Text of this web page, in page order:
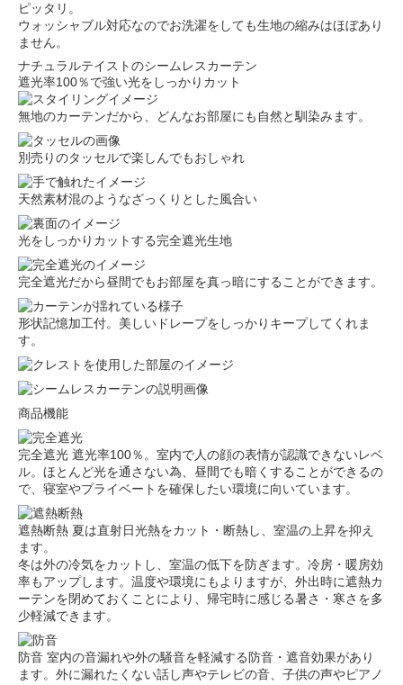
ピッタリ。
ウォッシャブル対応なのでお洗濯をしても生地の縮みはほぼあり
ません。
ナチュラルテイストのシームレスカーテン
遮光率100％で強い光をしっかりカット
無地のカーテンだから、どんなお部屋にも自然と馴染みます。
別売りのタッセルで楽しんでもおしゃれ
天然素材混のようなざっくりとした風合い
光をしっかりカットする完全遮光生地
完全遮光だから昼間でもお部屋を真っ暗にすることができます。
形状記憶加工付。美しいドレープをしっかりキープしてくれま
す。
商品機能
完全遮光 遮光率100％。室内で人の顔の表情が認識できないレベ
ル。ほとんど光を通さない為、昼間でも暗くすることができるの
で、寝室やプライベートを確保したい環境に向いています。
遮熱断熱 夏は直射日光熱をカット・断熱し、室温の上昇を抑え
ます。
冬は外の冷気をカットし、室温の低下を防ぎます。冷房・暖房効
率もアップします。温度や環境にもよりますが、外出時に遮熱カ
ーテンを閉めておくことにより、帰宅時に感じる暑さ・寒さを多
少軽減できます。
防音 室内の音漏れや外の騒音を軽減する防音・遮音効果があり
ます。外に漏れたくない話し声やテレビの音、子供の声やピアノ